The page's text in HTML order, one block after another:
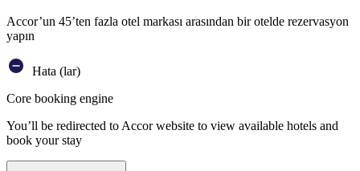
Accor’un 45’ten fazla otel markası arasından bir otelde rezervasyon
yapın
Hata (lar)
Core booking engine
You’ll be redirected to Accor website to view available hotels and
book your stay